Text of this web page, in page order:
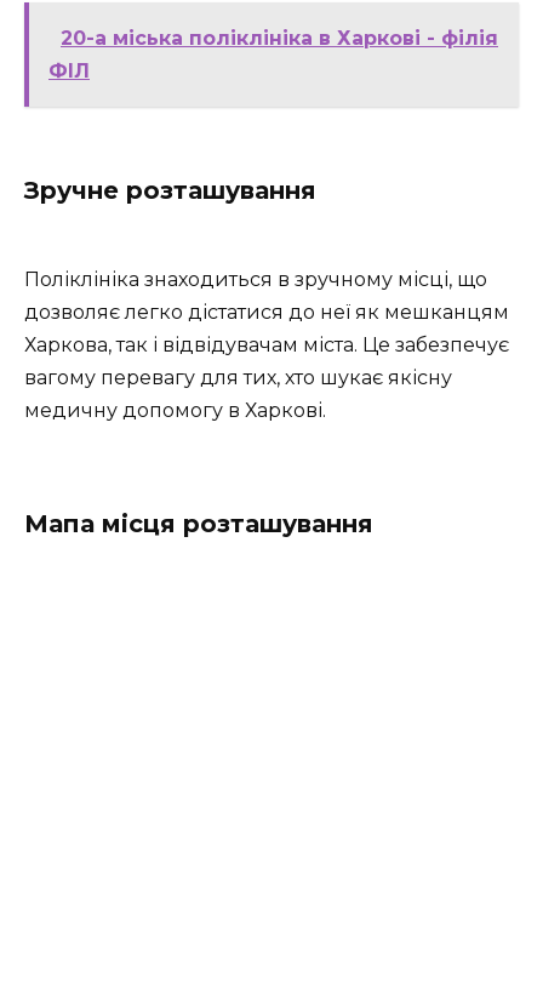
20-а міська поліклініка в Харкові - філія
ФІЛ
Зручне розташування
Поліклініка знаходиться в зручному місці, що
дозволяє легко дістатися до неї як мешканцям
Харкова, так і відвідувачам міста. Це забезпечує
вагому перевагу для тих, хто шукає якісну
медичну допомогу в Харкові.
Мапа місця розташування